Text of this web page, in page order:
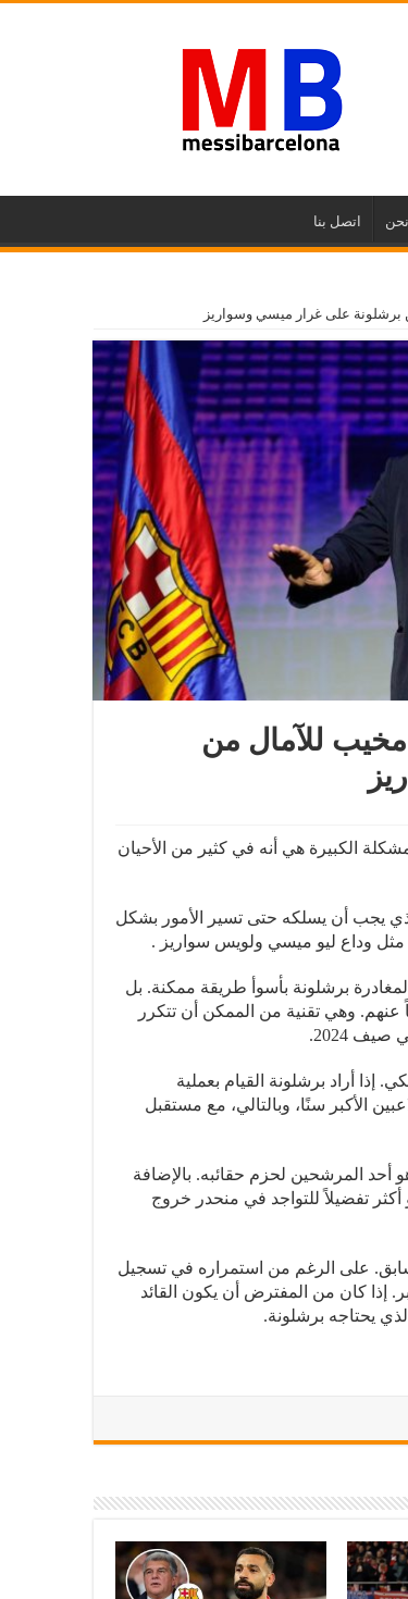
اتصل بنا
برشلونة على غرار ميسي وسواريز
مخيب للآمال من
الكبيرة هي أنه في كثير من الأحيان
يجب أن يسلكه حتى تسير الأمور بشكل
مثل وداع ليو ميسي ولويس سواريز .
برشلونة بأسوأ طريقة ممكنة. بل
وهي تقنية من الممكن أن تتكرر
2024.
إذا أراد برشلونة القيام بعملية
الأكبر سنًا، وبالتالي، مع مستقبل
من العمر 35 عامًا بالفعل، هو أحد المرشحين لحزم حقائبه. بالإضافة
أكثر تفضيلاً للتواجد في منحدر خروج
على الرغم من استمراره في تسجيل
إذا كان من المفترض أن يكون القائد
يحتاجه برشلونة.